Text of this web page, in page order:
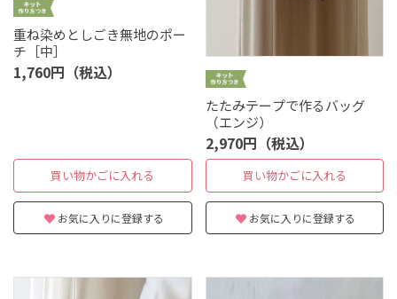
重ね染めとしごき無地のポー
チ［中］
1,760円（税込）
買い物かごに入れる
お気に入りに登録する
たたみテープで作るバッグ
（エンジ）
2,970円（税込）
買い物かごに入れる
お気に入りに登録する